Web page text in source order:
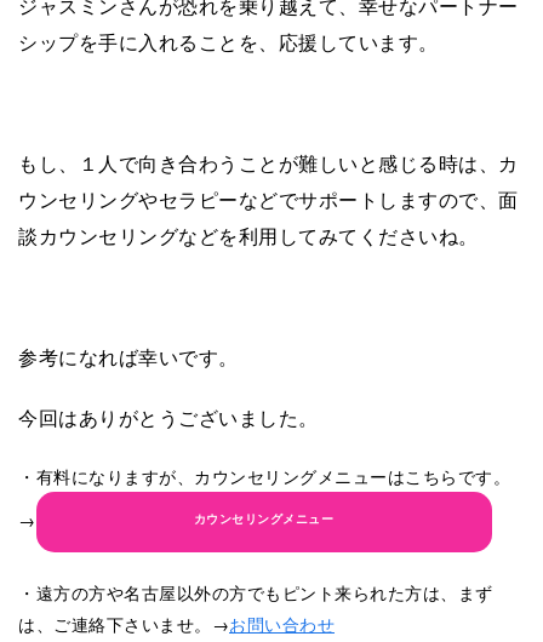
ジャスミンさんが恐れを乗り越えて、幸せなパートナー
シップを手に入れることを、応援しています。
もし、１人で向き合わうことが難しいと感じる時は、カ
ウンセリングやセラピーなどでサポートしますので、面
談カウンセリングなどを利用してみてくださいね。
参考になれば幸いです。
今回はありがとうございました。
・有料になりますが、カウンセリングメニューはこちらです。
→
カウンセリングメニュー
・遠方の方や名古屋以外の方でもピント来られた方は、まず
は、ご連絡下さいませ。→お問い合わせ